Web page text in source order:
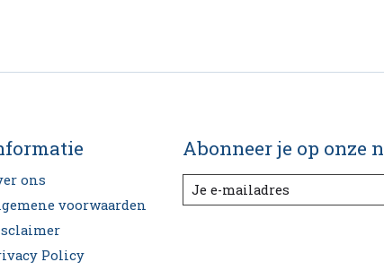
ons
voorwaarden
Policy
Abonneer je op onze